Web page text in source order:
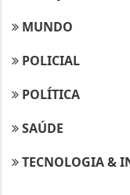
MUNDO
POLICIAL
POLÍTICA
SAÚDE
TECNOLOGIA &